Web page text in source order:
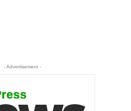
- Advertisement -